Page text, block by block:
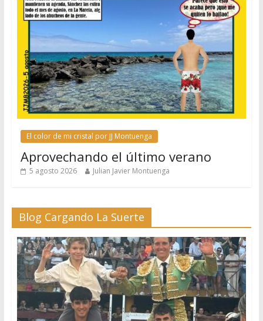
El color de mi cristal por JJ Montuenga
Aprovechando el último verano
5 agosto 2026 Julian Javier Montuenga
Blog Cargando La Suerte